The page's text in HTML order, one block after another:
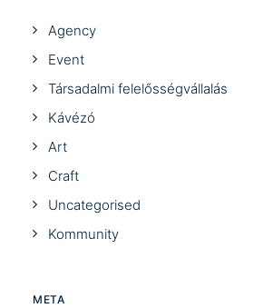
Agency
Event
Társadalmi felelősségvállalás
Kávézó
Art
Craft
Uncategorised
Kommunity
META